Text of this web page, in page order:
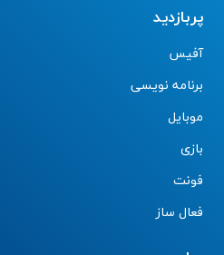
پربازدید
آفیس
برنامه نویسی
موبایل
بازی
فونت
فعال ساز